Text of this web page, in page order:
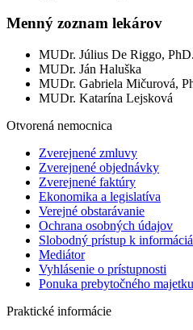
Menný zoznam lekárov
MUDr. Július De Riggo, PhD.
MUDr. Ján Haluška
MUDr. Gabriela Mičurová,
MUDr. Katarína Lejsková
Otvorená nemocnica
Zverejnené zmluvy
Zverejnené objednávky
Zverejnené faktúry
Ekonomika a legislatíva
Verejné obstarávanie
Ochrana osobných údajov
Slobodný prístup k
Mediátor
Vyhlásenie o prístupnosti
Ponuka prebytočného
Praktické informácie